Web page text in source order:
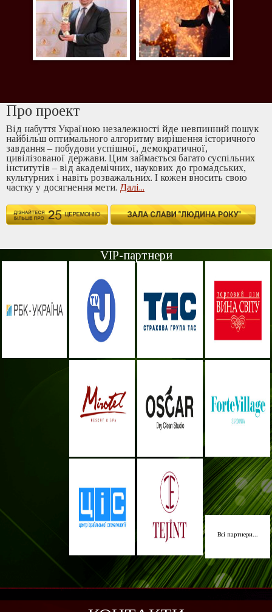
Про проект
Від набуття Україною незалежності йде невпинний пошук
найбільш оптимального алгоритму вирішення історичного
завдання – побудови успішної, демократичної,
цивілізованої держави. Цим займається багато суспільних
інститутів – від академічних, наукових до громадських,
культурних і навіть розважальних. І кожен вносить свою
частку у досягнення мети. Далi...
VIP-партнери
Всі партнери...